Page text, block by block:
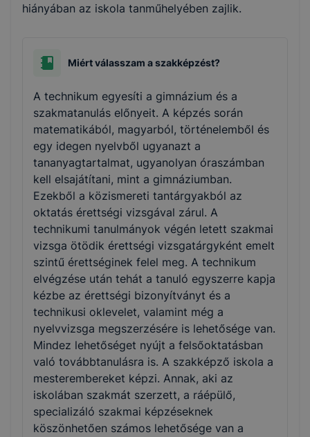
hiányában az iskola tanműhelyében zajlik.
Miért válasszam a szakképzést?
A technikum egyesíti a gimnázium és a
szakmatanulás előnyeit. A képzés során
matematikából, magyarból, történelemből és
egy idegen nyelvből ugyanazt a
tananyagtartalmat, ugyanolyan óraszámban
kell elsajátítani, mint a gimnáziumban.
Ezekből a közismereti tantárgyakból az
oktatás érettségi vizsgával zárul. A
technikumi tanulmányok végén letett szakmai
vizsga ötödik érettségi vizsgatárgyként emelt
szintű érettséginek felel meg. A technikum
elvégzése után tehát a tanuló egyszerre kapja
kézbe az érettségi bizonyítványt és a
technikusi oklevelet, valamint még a
nyelvvizsga megszerzésére is lehetősége van.
Mindez lehetőséget nyújt a felsőoktatásban
való továbbtanulásra is. A szakképző iskola a
mesterembereket képzi. Annak, aki az
iskolában szakmát szerzett, a ráépülő,
specializáló szakmai képzéseknek
köszönhetően számos lehetősége van a